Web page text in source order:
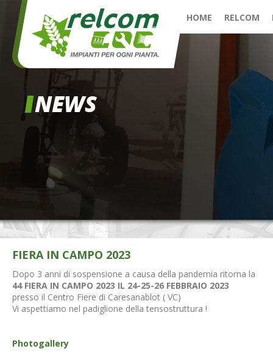
HOME RELCOM
FIERA IN CAMPO 2023
Dopo 3 anni di sospensione a causa della pandemia ritorna la
44 FIERA IN CAMPO 2023 IL 24-25-26 FEBBRAIO 2023
presso il Centro Fiere di Caresanablot ( VC)
Vi aspettiamo nel padiglione della tensostruttura !
Photogallery